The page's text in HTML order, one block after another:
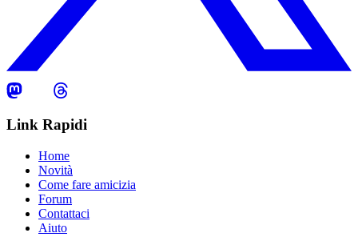
Link Rapidi
Home
Novità
Come fare amicizia
Forum
Contattaci
Aiuto